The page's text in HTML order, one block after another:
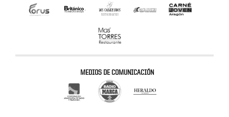
MEDIOS DE COMUNICACIÓN